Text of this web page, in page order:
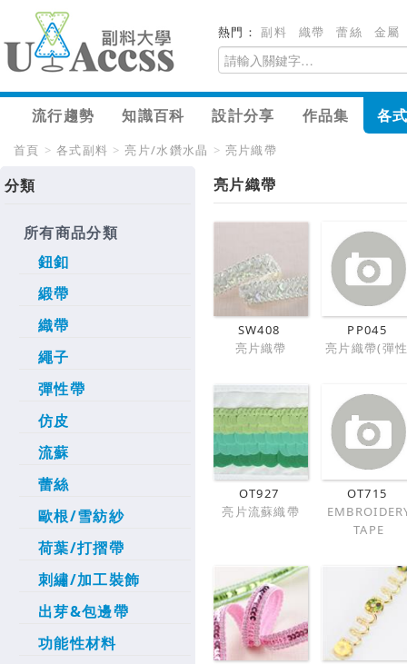
熱門：副料 織帶 蕾絲 金屬
流行趨勢 知識百科 設計分享 作品集 各
首頁 > 各式副料 > 亮片/水鑽水晶 > 亮片織帶
分類
所有商品分類
鈕釦
緞帶
織帶
繩子
彈性帶
仿皮
流蘇
蕾絲
歐根/雪紡紗
荷葉/打摺帶
刺繡/加工裝飾
出芽&包邊帶
功能性材料
亮片織帶
SW408
亮片織帶
PP045
亮片織帶(彈
OT927
亮片流蘇織帶
OT715
TAPE